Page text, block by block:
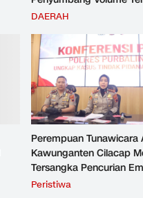
Angkutan Barang KAI
Tahun 2026
DAERAH
Perempuan Tunawicara
Kawunganten Cilacap
Tersangka Pencurian
Purbalingga
Peristiwa